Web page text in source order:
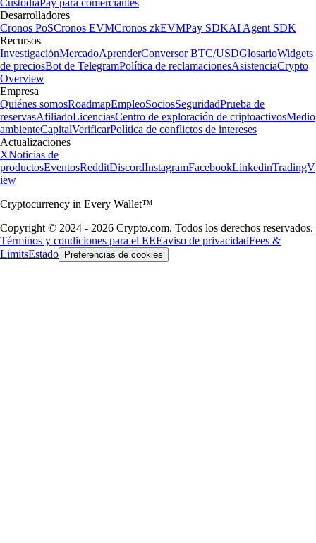
Custodia Pay para comerciantes
Desarrolladores
Cronos PoSCronos EVMCronos zkEVMPay SDKAI Agent SDK
Recursos
InvestigaciónMercadoAprenderConversor BTC/USDGlosarioWidgets
de preciosBot de TelegramPolítica de reclamacionesAsistenciaCrypto
Overview
Empresa
Quiénes somosRoadmapEmpleoSociosSeguridadPrueba de
reservasAfiliadoLicenciasCentro de exploración de criptoactivosMedio
ambienteCapitalVerificarPolítica de conflictos de intereses
Actualizaciones
XNoticias de
productosEventosRedditDiscordInstagramFacebookLinkedinTradingV
iew
Cryptocurrency in Every Wallet™
Copyright © 2024 - 2026 Crypto.com. Todos los derechos reservados.
Términos y condiciones para el EEEaviso de privacidadFees &
LimitsEstado Preferencias de cookies